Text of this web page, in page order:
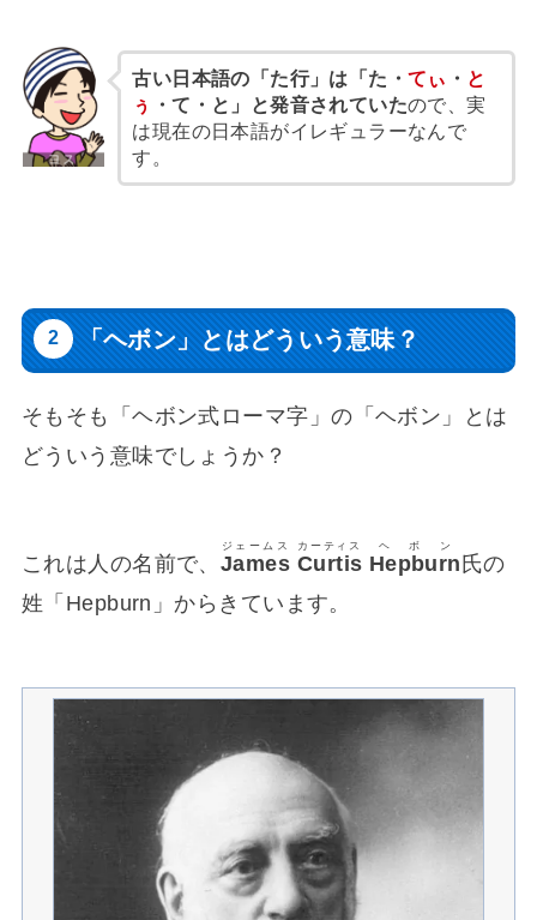
古い日本語の「た行」は「た・ てぃ ・ と
ぅ
・て・と」と発音されていたので、実
は現在の日本語がイレギュラーなんで
す。
「ヘボン」とはどういう意味？
そもそも「ヘボン式ローマ字」の「ヘボン」とは
どういう意味でしょうか？
これは人の名前で、 James
ジェームス
Curtis
カーティス
Hepburn
ヘボン
氏の
姓「Hepburn」からきています。